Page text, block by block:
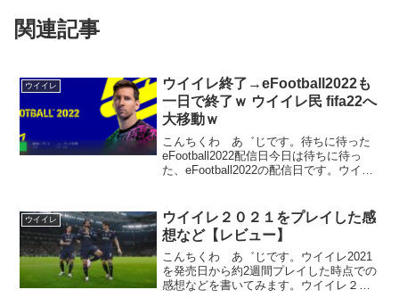
関連記事
ウイイレ
ウイイレ終了→eFootball2022も
一日で終了ｗ ウイイレ民 fifa22へ
大移動ｗ
こんちくわ あ゛じです。待ちに待った
eFootball2022配信日今日は待ちに待っ
た、eFootball2022の配信日です。ウイイ
らじっくりと作り上げたサッカー...
ウイイレ
ウイイレ２０２１をプレイした感
想など【レビュー】
こんちくわ あ゛じです。ウイイレ2021
を発売日から約2週間プレイした時点での
感想などを書いてみます。ウイイレ２０